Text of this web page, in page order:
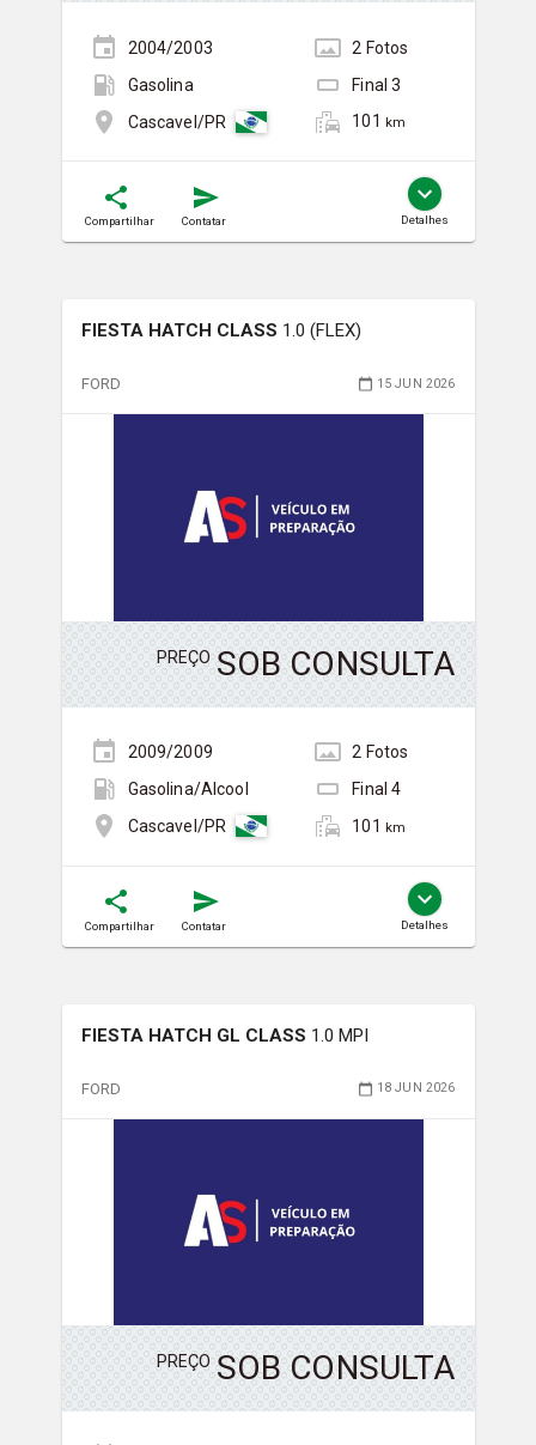
2004/2003 2 Fotos
Gasolina
Final3
Cascavel/PR
101 km
Compartilhar Contatar Detalhes
FIESTA HATCH CLASS 1.0 (FLEX)
FORD 15 JUN 2026
PREÇO SOB CONSULTA
2009/2009 2 Fotos
Gasolina/Álcool
Final4
Cascavel/PR
101 km
Compartilhar Contatar Detalhes
FIESTA HATCH GL CLASS 1.0 MPI
FORD 18 JUN 2026
PREÇO SOB CONSULTA